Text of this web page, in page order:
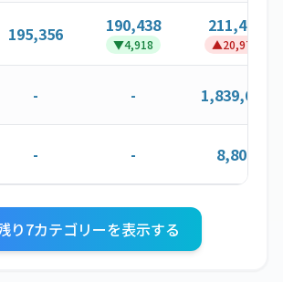
195,356 190,438
▼4,918
211,416
▲20,978
- - 1,839,650
- - 8,800
り7カテゴリーを表示する